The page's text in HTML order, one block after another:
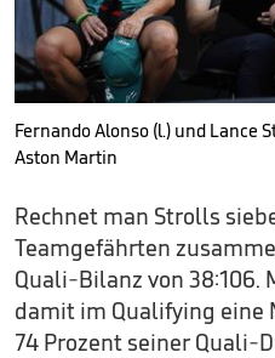
Fernando Alonso (l.) und
Aston Martin
Rechnet man Strolls
Teamgefährten
Quali-Bilanz von 38:106.
damit im Qualifying eine
74 Prozent seiner Quali-